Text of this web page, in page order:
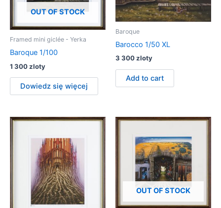
OUT OF STOCK
Framed mini giclée - Yerka
Baroque 1/100
1 300zloty
Dowiedz się więcej
Baroque
Barocco 1/50 XL
3 300zloty
Add to cart
OUT OF STOCK